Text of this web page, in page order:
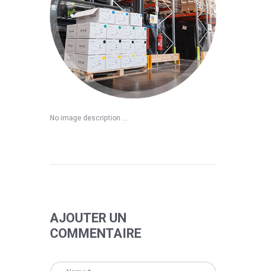
No image description ...
AJOUTER UN
COMMENTAIRE